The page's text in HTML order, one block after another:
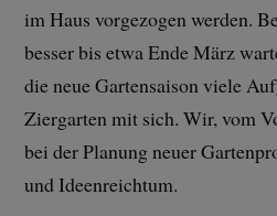
im Haus vorgezogen werden.
besser bis etwa Ende März
die neue Gartensaison viele
Ziergarten mit sich. Wir, vom
bei der Planung neuer
und Ideenreichtum.